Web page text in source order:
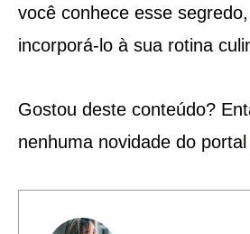
você conhece esse
incorporá-lo à sua rotina
Gostou deste conteúdo?
nenhuma novidade do portal